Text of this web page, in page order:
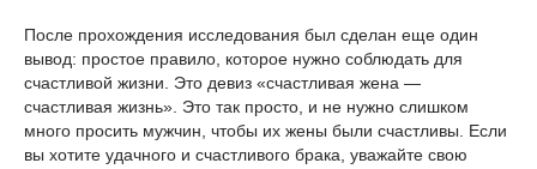
После прохождения исследования был сделан еще один
вывод: простое правило, которое нужно соблюдать для
счастливой жизни. Это девиз «счастливая жена —
счастливая жизнь». Это так просто, и не нужно слишком
много просить мужчин, чтобы их жены были счастливы. Если
вы хотите удачного и счастливого брака, уважайте свою